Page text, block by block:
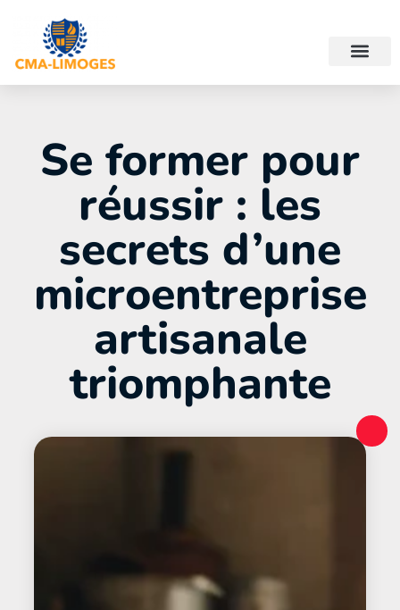
Se former pour
réussir : les
secrets d’une
microentreprise
artisanale
triomphante